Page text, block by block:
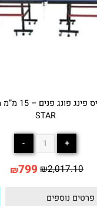
STAR